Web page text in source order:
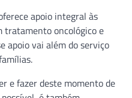
apoio integral às
tratamento oncológico e
apoio vai além do serviço
e fazer deste momento de